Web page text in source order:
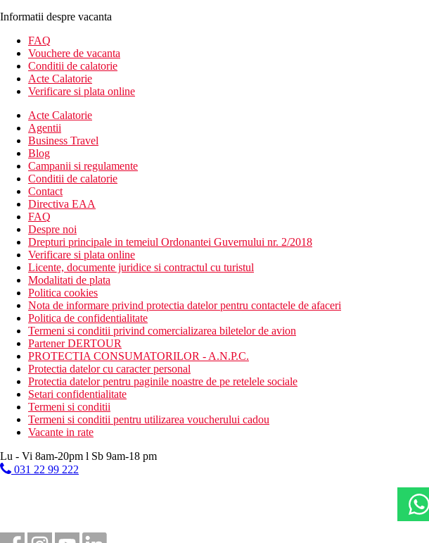
Informatii despre vacanta
FAQ
Vouchere de vacanta
Conditii de calatorie
Acte Calatorie
Verificare si plata online
Acte Calatorie
Agentii
Business Travel
Blog
Campanii si regulamente
Conditii de calatorie
Contact
Directiva EAA
FAQ
Despre noi
Drepturi principale in temeiul Ordonantei Guvernului nr. 2/2018
Verificare si plata online
Licente, documente juridice si contractul cu turistul
Modalitati de plata
Politica cookies
Nota de informare privind protectia datelor pentru contactele de afaceri
Politica de confidentialitate
Termeni si conditii privind comercializarea biletelor de avion
Partener DERTOUR
PROTECTIA CONSUMATORILOR - A.N.P.C.
Protectia datelor cu caracter personal
Protectia datelor pentru paginile noastre de pe retelele sociale
Setari confidentialitate
Termeni si conditii
Termeni si conditii pentru utilizarea voucherului cadou
Vacante in rate
Lu - Vi 8am-20pm l Sb 9am-18 pm
031 22 99 222